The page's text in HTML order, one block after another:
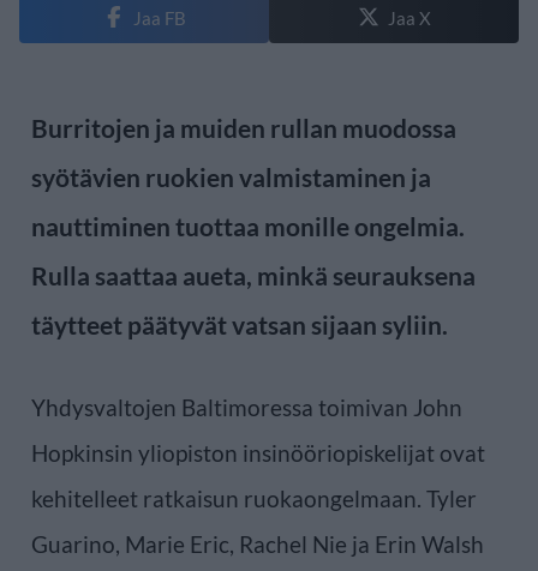
Jaa FB Jaa X
Burritojen ja muiden rullan muodossa
syötävien ruokien valmistaminen ja
nauttiminen tuottaa monille ongelmia.
Rulla saattaa aueta, minkä seurauksena
täytteet päätyvät vatsan sijaan syliin.
Yhdysvaltojen Baltimoressa toimivan John
Hopkinsin yliopiston insinööriopiskelijat ovat
kehitelleet ratkaisun ruokaongelmaan. Tyler
Guarino, Marie Eric, Rachel Nie ja Erin Walsh